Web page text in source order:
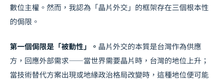
數位主權 。然而，我認為「晶片外交」的框架存在三個根本性
的侷限。
第一個侷限是「被動性」。 晶片外交的本質是台灣作為供應
方，回應外部需求——當世界需要晶片時，台灣的地位上升；
當技術替代方案出現或地緣政治格局改變時，這種地位便可能